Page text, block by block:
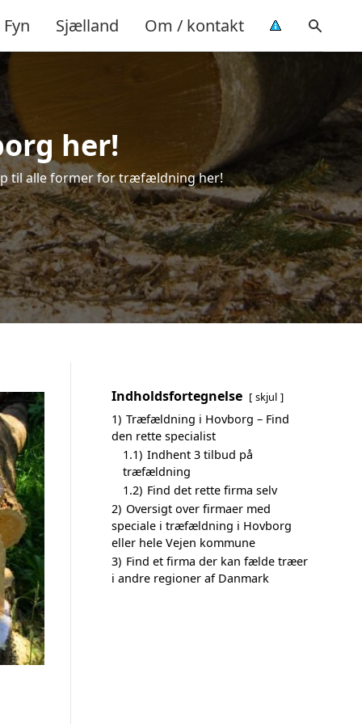
Fyn Sjælland Om / kontakt
her!
til alle former for træfældning her!
Indholdsfortegnelse skjul
1) Træfældning i Hovborg – Find
den rette specialist
1.1) Indhent 3 tilbud på
træfældning
1.2) Find det rette firma selv
2) Oversigt over firmaer med
speciale i træfældning i Hovborg
eller hele Vejen kommune
3) Find et firma der kan fælde træer
i andre regioner af Danmark